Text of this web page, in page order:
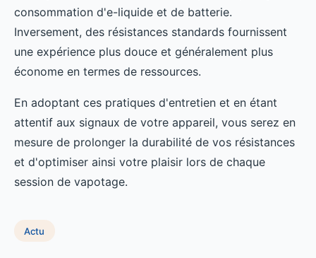
consommation d'e-liquide et de batterie.
Inversement, des résistances standards fournissent
une expérience plus douce et généralement plus
économe en termes de ressources.
En adoptant ces pratiques d'entretien et en étant
attentif aux signaux de votre appareil, vous serez en
mesure de prolonger la durabilité de vos résistances
et d'optimiser ainsi votre plaisir lors de chaque
session de vapotage.
Actu